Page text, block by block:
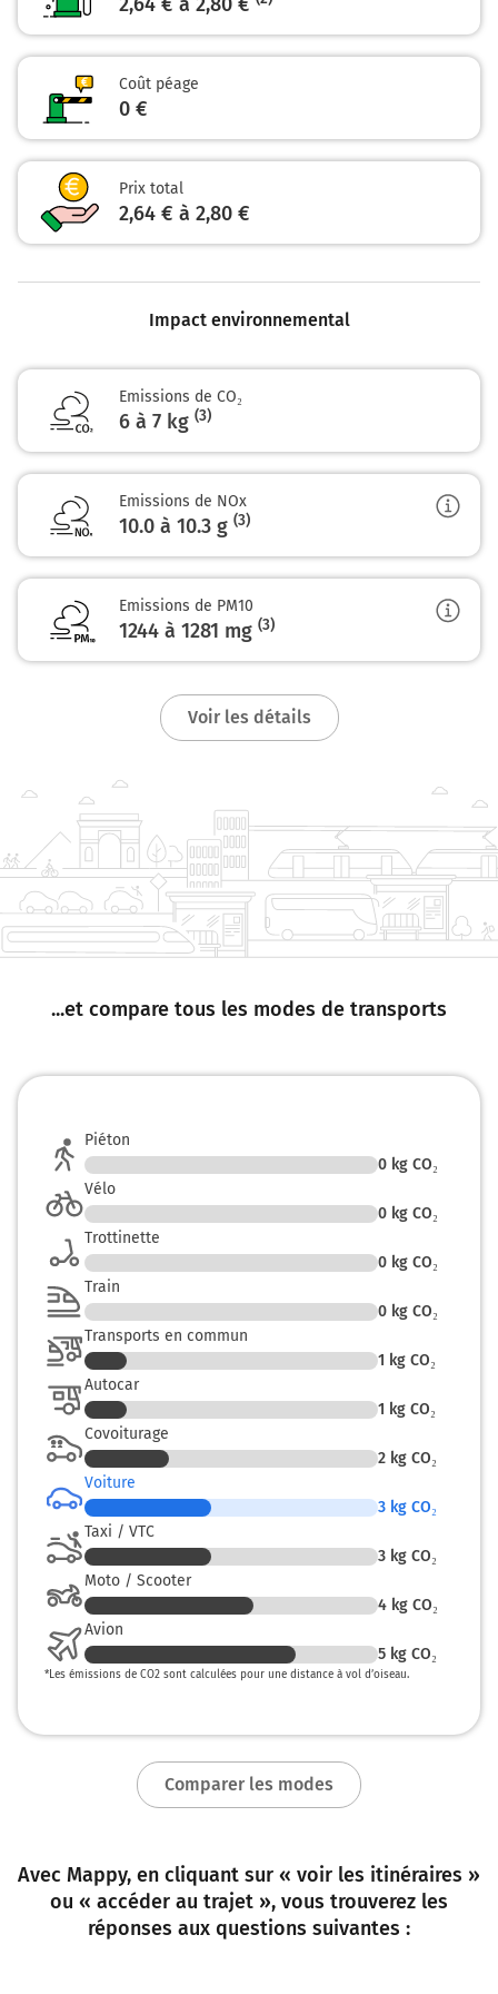
Coût péage
0 €
Prix total
2,64 € à 2,80 €
Impact environnemental
Emissions de CO₂
6 à 7 kg (3)
Emissions de NOx
10.0 à 10.3 g (3)
Emissions de PM10
1244 à 1281 mg (3)
Voir les détails
...et compare tous les modes de transports
Piéton
0 kg CO₂
Vélo
0 kg CO₂
Trottinette
0 kg CO₂
Train
0 kg CO₂
Transports en commun
1 kg CO₂
Autocar
1 kg CO₂
Covoiturage
2 kg CO₂
Voiture
3 kg CO₂
Taxi / VTC
3 kg CO₂
Moto / Scooter
4 kg CO₂
Avion
5 kg CO₂
*Les émissions de CO2 sont calculées pour une distance à vol d’oiseau.
Comparer les modes
Avec Mappy, en cliquant sur « voir les itinéraires »
ou « accéder au trajet », vous trouverez les
réponses aux questions suivantes :